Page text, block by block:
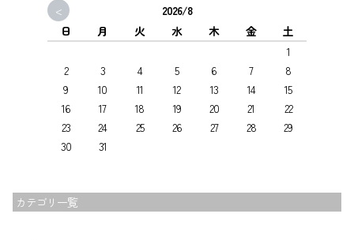
<
2026/8
日
月 火 水 木 金
土
1
2
3 4 5 6 7
8
9
10 11 12 13 14
15
16
17 18 19 20 21
22
23
24 25 26 27 28
29
30
31
カテゴリ一覧